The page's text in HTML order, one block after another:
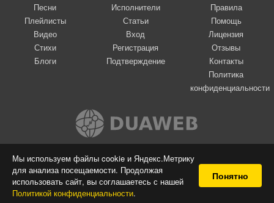
Мы используем файлы cookie и Яндекс.Метрику
для анализа посещаемости. Продолжая
использовать сайт, вы соглашаетесь с нашей
Политикой конфиденциальности.
Понятно
Песни
Плейлисты
Видео
Стихи
Блоги
Исполнители
Статьи
Вход
Регистрация
Подтверждение
Правила
Помощь
Лицензия
Отзывы
Контакты
Политика
конфиденциальности
Вконтакте
© 2009-2026 Я-пою
Музыкальный сайт самовыражения